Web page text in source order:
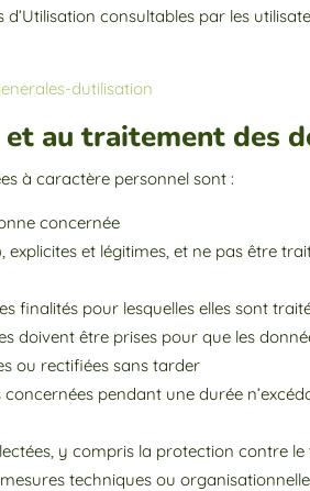
consultables par les
dutilisation
au traitement des
à caractère personnel sont :
concernée
et légitimes, et ne pas être
finalités pour lesquelles elles sont
doivent être prises pour que les
ou rectifiées sans tarder
pendant une durée
y compris la protection contre
techniques ou